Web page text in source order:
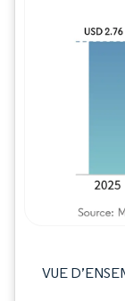
VUE